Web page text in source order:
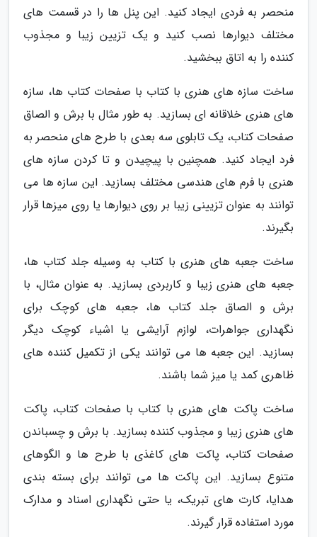
منحصر به فردی ایجاد کنید. این پنل ها را در قسمت های
مختلف دیوارها نصب کنید و یک تزیین زیبا و مجذوب
کننده را به اتاق ببخشید.
ساخت سازه های هنری با کتاب با صفحات کتاب ها، سازه
های هنری خلاقانه ای بسازید. به طور مثال با برش و الصاق
صفحات کتاب، یک تابلوی سه بعدی با طرح های منحصر به
فرد ایجاد کنید. همچنین با پیچیدن و تا کردن سازه های
هنری با فرم های هندسی مختلف بسازید. این سازه ها می
توانند به عنوان تزیینی زیبا بر روی دیوارها یا روی میزها قرار
بگیرند.
ساخت جعبه های هنری با کتاب به وسیله جلد کتاب ها،
جعبه های هنری زیبا و کاربردی بسازید. به عنوان مثال، با
برش و الصاق جلد کتاب ها، جعبه های کوچک برای
نگهداری جواهرات، لوازم آرایشی یا اشیاء کوچک دیگر
بسازید. این جعبه ها می توانند یکی از تکمیل کننده های
ظاهری کمد یا میز شما باشند.
ساخت پاکت های هنری با کتاب با صفحات کتاب، پاکت
های هنری زیبا و مجذوب کننده بسازید. با برش و چسباندن
صفحات کتاب، پاکت های کاغذی با طرح ها و الگوهای
متنوع بسازید. این پاکت ها می توانند برای بسته بندی
هدایا، کارت های تبریک، یا حتی نگهداری اسناد و مدارک
مورد استفاده قرار گیرند.